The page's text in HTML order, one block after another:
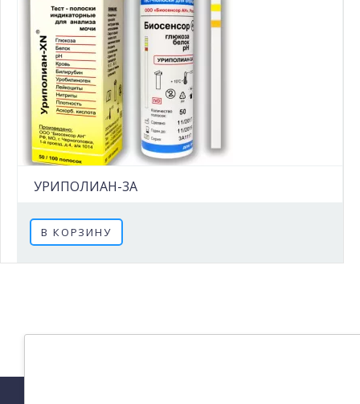
УРИПОЛИАН-3A
В КОРЗИНУ